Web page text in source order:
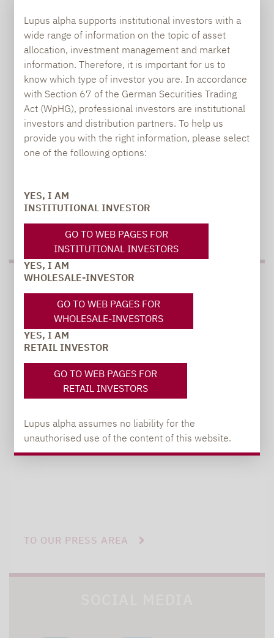
Lupus alpha supports institutional investors with a
wide range of information on the topic of asset
allocation, investment management and market
information. Therefore, it is important for us to
know which type of investor you are. In accordance
with Section 67 of the German Securities Trading
Act (WpHG), professional investors are institutional
investors and distribution partners. To help us
provide you with the right information, please select
one of the following options:
YES, I AM
INSTITUTIONAL INVESTOR
GO TO WEB PAGES FOR
INSTITUTIONAL INVESTORS
YES, I AM
WHOLESALE-INVESTOR
GO TO WEB PAGES FOR
WHOLESALE-INVESTORS
YES, I AM
RETAIL INVESTOR
GO TO WEB PAGES FOR
RETAIL INVESTORS
Lupus alpha assumes no liability for the
unauthorised use of the content of this website.
Carsten Michael
PR manager, Communications
carsten.michael@lupusalpha.de
+49 69 / 36 50 58 - 7402
TO OUR PRESS AREA
PRESS
Carsten Michael
carsten.michael@lupusalpha.de
TO OUR PRESS AREA